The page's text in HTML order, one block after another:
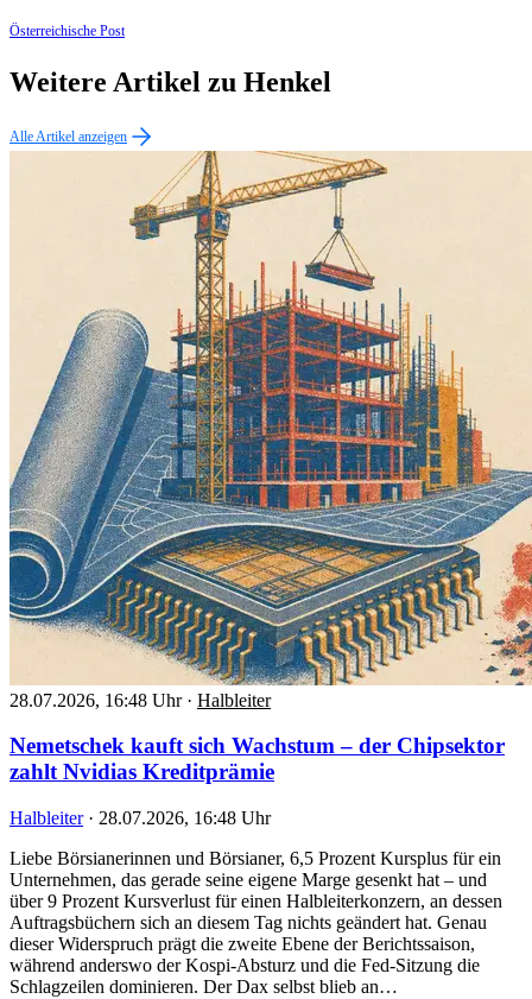
Österreichische Post
Weitere Artikel zu Henkel
Alle Artikel anzeigen
28.07.2026, 16:48 Uhr · Halbleiter
Nemetschek kauft sich Wachstum – der Chipsektor
zahlt Nvidias Kreditprämie
Halbleiter · 28.07.2026, 16:48 Uhr
Liebe Börsianerinnen und Börsianer, 6,5 Prozent Kursplus für ein
Unternehmen, das gerade seine eigene Marge gesenkt hat – und
über 9 Prozent Kursverlust für einen Halbleiterkonzern, an dessen
Auftragsbüchern sich an diesem Tag nichts geändert hat. Genau
dieser Widerspruch prägt die zweite Ebene der Berichtssaison,
während anderswo der Kospi-Absturz und die Fed-Sitzung die
Schlagzeilen dominieren. Der Dax selbst blieb an…